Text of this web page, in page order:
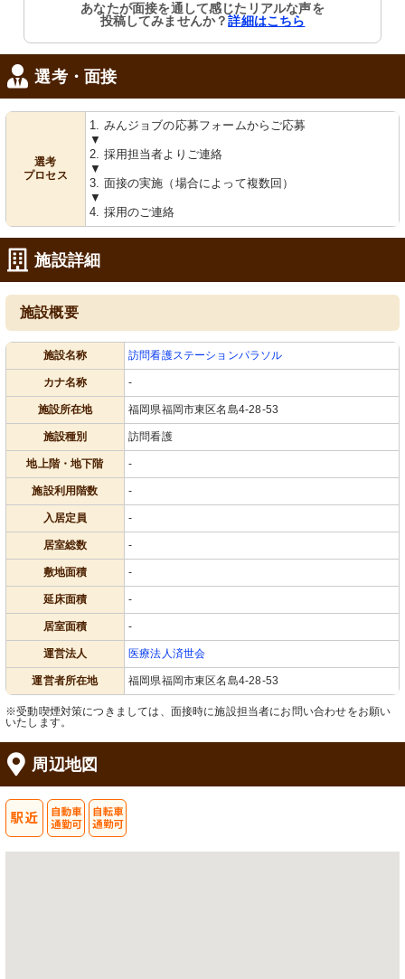
あなたが面接を通して感じたリアルな声を
投稿してみませんか？詳細はこちら
選考・面接
選考
プロセス
1. みんジョブの応募フォームからご応募
▼
2. 採用担当者よりご連絡
▼
3. 面接の実施（場合によって複数回）
▼
4. 採用のご連絡
施設詳細
施設概要
施設名称 訪問看護ステーションパラソル
カナ名称 -
施設所在地 福岡県福岡市東区名島4-28-53
施設種別 訪問看護
地上階・地下階 -
施設利用階数 -
入居定員 -
居室総数 -
敷地面積 -
延床面積 -
居室面積 -
運営法人 医療法人済世会
運営者所在地 福岡県福岡市東区名島4-28-53
※受動喫煙対策につきましては、面接時に施設担当者にお問い合わせをお願い
いたします。
周辺地図